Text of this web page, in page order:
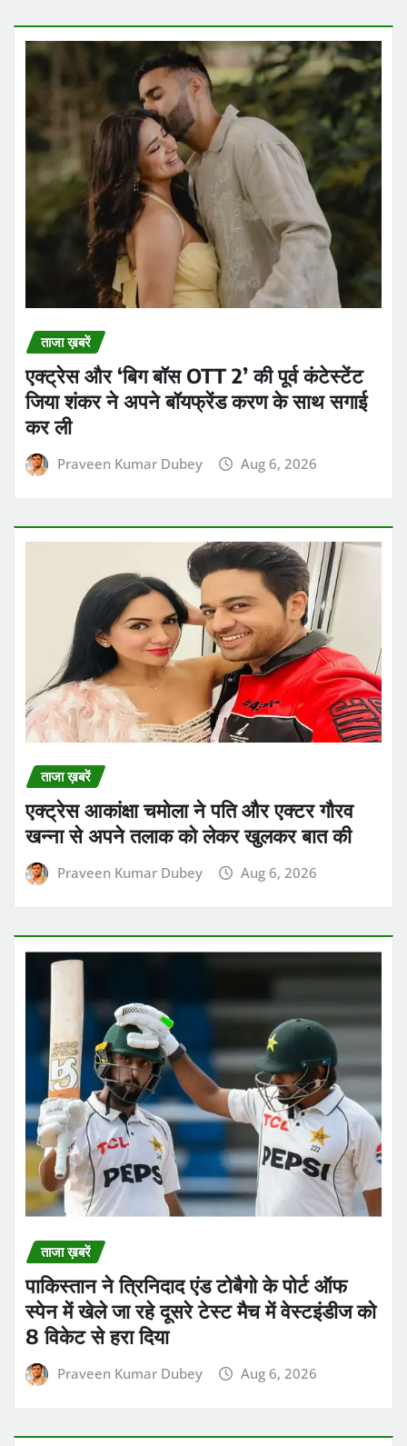
एक्ट्रेस और ‘बिग बॉस OTT 2’ की पूर्व कंटेस्टेंट
जिया शंकर ने अपने बॉयफ्रेंड करण के साथ सगाई
कर ली
Praveen Kumar Dubey Aug 6, 2026
एक्ट्रेस आकांक्षा चमोला ने पति और एक्टर गौरव
Praveen Kumar Dubey Aug 6, 2026
पाकिस्तान ने त्रिनिदाद एंड टोबैगो के पोर्ट ऑफ
स्पेन में खेले जा रहे दूसरे टेस्ट मैच में वेस्टइंडीज को
8 विकेट से हरा दिया
Praveen Kumar Dubey Aug 6, 2026
ताजा ख़बरें
भारतीय क्रिकेट टीम के खिलाड़ियों के लिए फिटनेस
टेस्ट पास करना अब पहले से ज्यादा मुश्किल हो गया
Praveen Kumar Dubey
ताजा ख़बरें